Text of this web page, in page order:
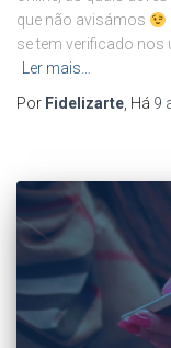
que não avisámos
se tem verificado
Ler mais…
Por Fidelizarte, Há 9